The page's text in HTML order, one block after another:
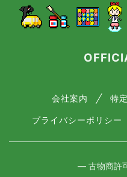
会社案内 特
プライバシーポリシー
― 古物商許